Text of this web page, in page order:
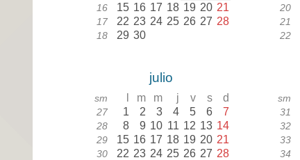
16 15 16 17 18 19 20 21
17 22 23 24 25 26 27 28
18 29 30
20
21
22
julio
sm m m j v s d
27 1 2 3 4 5 6 7
28 8 9 10 11 12 13 14
29 15 16 17 18 19 20 21
30 22 23 24 25 26 27 28
sm
31
32
33
34